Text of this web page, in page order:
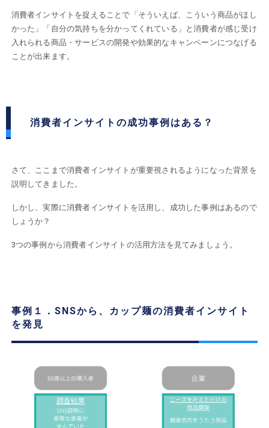
消費者インサイトを捉えることで「そういえば、こういう商品がほし
かった」「自分の気持ちを分かってくれている」と消費者が感じ受け
入れられる商品・サービスの開発や効果的なキャンペーンにつなげる
ことが出来ます。
消費者インサイトの成功事例はある？
さて、ここまで消費者インサイトが重要視されるようになった背景を
説明してきました。
しかし、実際に消費者インサイトを活用し、成功した事例はあるので
しょうか？
3つの事例から消費者インサイトの活用方法を見てみましょう。
事例１．SNSから、カップ麺の消費者インサイト
を発見